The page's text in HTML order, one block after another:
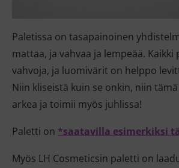
Paletissa on tasapainoinen
mattaa, ja vahvaa ja lempeää.
vahvoja, ja luomivärit on helppo
Niin kliseistä kuin se onkin, niin
arkea ja toimii myös juhlissa!
Paletti on *saatavilla esimerkiksi
Myös LH Cosmeticsin paletti on